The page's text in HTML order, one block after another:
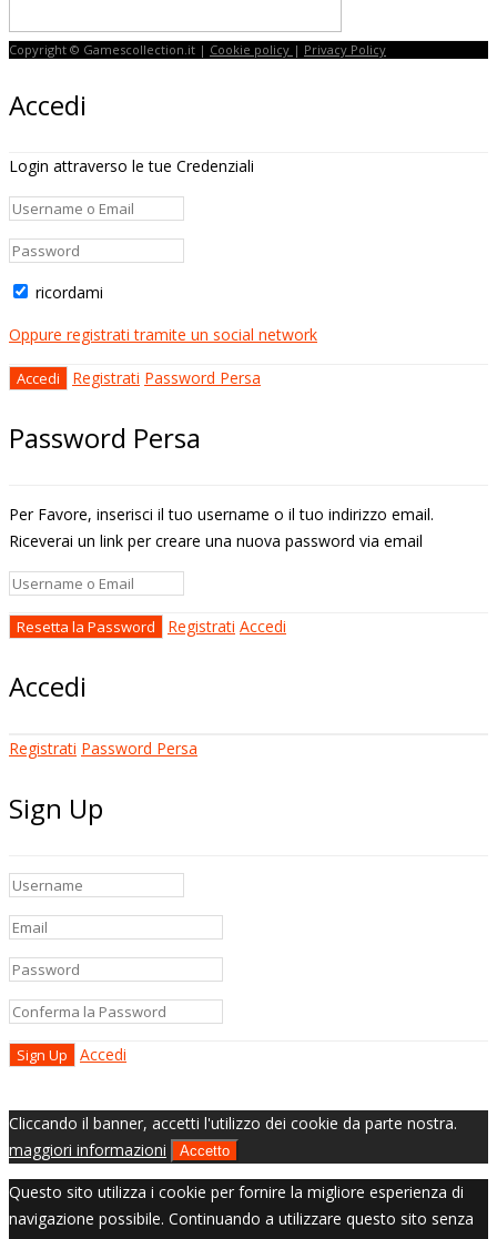
Copyright © Gamescollection.it | Cookie policy | Privacy Policy
Accedi
Login attraverso le tue Credenziali
ricordami
Oppure registrati tramite un social network
Registrati Password Persa
Password Persa
Per Favore, inserisci il tuo username o il tuo indirizzo email.
Riceverai un link per creare una nuova password via email
Registrati Accedi
Accedi
Registrati Password Persa
Sign Up
Accedi
Cliccando il banner, accetti l'utilizzo dei cookie da parte nostra.
maggiori informazioni
Accetto
Questo sito utilizza i cookie per fornire la migliore esperienza di
navigazione possibile. Continuando a utilizzare questo sito senza